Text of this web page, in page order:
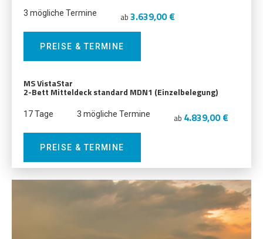
3 mögliche Termine ab 3.639,00 €
PREISE & TERMINE
MS VistaStar
2-Bett Mitteldeck standard MDN1 (Einzelbelegung)
17 Tage 3 mögliche Termine ab 4.839,00 €
PREISE & TERMINE